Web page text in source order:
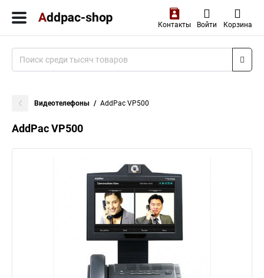
Контакты Войти Корзина
Видеотелефоны AddPac VP500
AddPac VP500